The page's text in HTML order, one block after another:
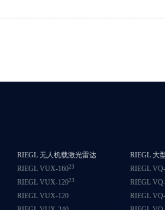
RIEGL 无人机载激光雷达
RIEGL VUX-16023
RIEGL VUX-12023
RIEGL VUX-120
RIEGL 大
RIEGL
RIEGL
RIEGL